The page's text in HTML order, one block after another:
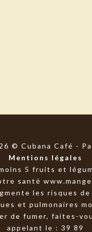
© Cubana Café -
Mentions légales
5 fruits et
santé
les risques de
et pulmonaires
de fumer, faites-
appelant le : 39 89